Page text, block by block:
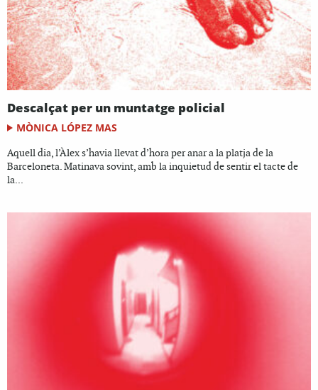
Descalçat per un muntatge policial
MÒNICA LÓPEZ MAS
Aquell dia, l’Àlex s’havia llevat d’hora per anar a la platja de la
Barceloneta. Matinava sovint, amb la inquietud de sentir el tacte de
la...